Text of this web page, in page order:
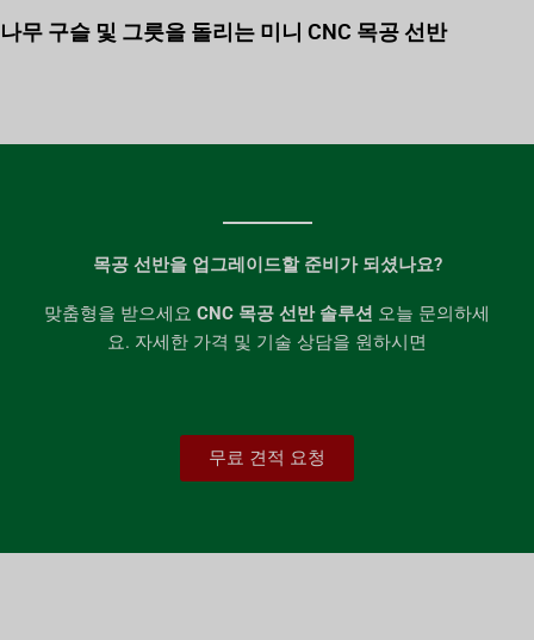
나무 구슬 및 그릇을 돌리는 미니 CNC 목공 선반
목공 선반을 업그레이드할 준비가 되셨나요?
맞춤형을 받으세요 CNC 목공 선반 솔루션 오늘 문의하세
요. 자세한 가격 및 기술 상담을 원하시면
무료 견적 요청